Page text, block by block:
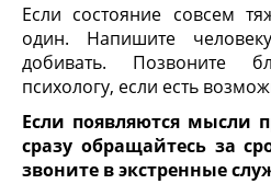
Если состояние совсем
один. Напишите
добивать. Позвоните
психологу, если есть
Если появляются мысли
сразу обращайтесь за
звоните в экстренные